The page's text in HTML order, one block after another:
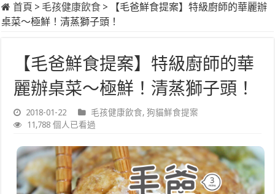
首頁 > 毛孩健康飲食 >
【毛爸鮮食提案】特級廚師的華麗辦
桌菜～極鮮！清蒸獅子頭！
【毛爸鮮食提案】特級廚師的華
麗辦桌菜～極鮮！清蒸獅子頭！
2018-01-22 毛孩健康飲食,狗貓鮮食提案
11,788 個人已看過